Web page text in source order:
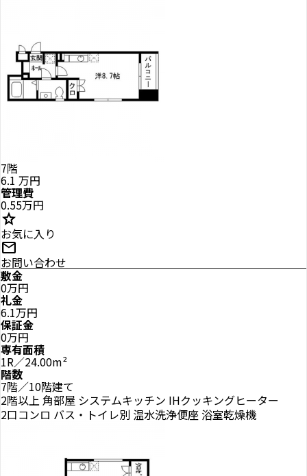
7階
6.1 万円
管理費
0.55万円
star
お気に入り
mail
お問い合わせ
敷金
0万円
礼金
6.1万円
保証金
0万円
専有面積
1R／24.00m²
階数
7階／10階建て
2階以上 角部屋 システムキッチン IHクッキングヒーター
2口コンロ バス・トイレ別 温水洗浄便座 浴室乾燥機